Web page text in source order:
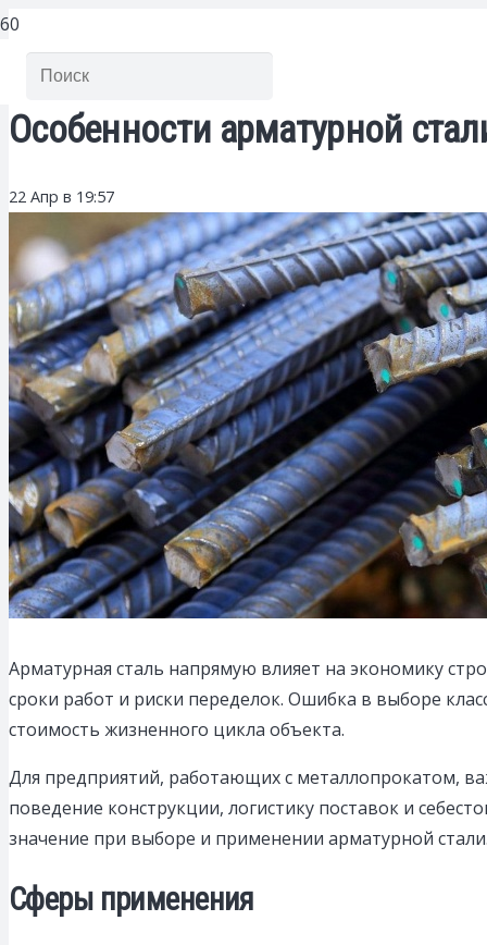
Особенности арматурной
22 Апр в 19:57
Арматурная сталь напрямую влияет на экономику
сроки работ и риски переделок. Ошибка в выборе
стоимость жизненного цикла объекта.
Для предприятий, работающих с металлопрокатом,
поведение конструкции, логистику поставок и
значение при выборе и применении арматурной
Сферы применения